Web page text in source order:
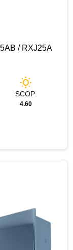
/ RXJ25A
wb_sunny
SCOP:
4.60